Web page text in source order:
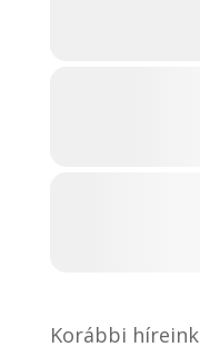
Korábbi híreink